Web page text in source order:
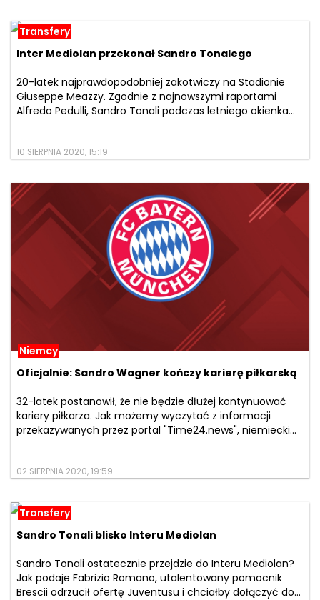
Transfery
Inter Mediolan przekonał Sandro Tonalego
20-latek najprawdopodobniej zakotwiczy na Stadionie
Giuseppe Meazzy. Zgodnie z najnowszymi raportami
Alfredo Pedulli, Sandro Tonali podczas letniego okienka...
10 SIERPNIA 2020, 15:19
Niemcy
Oficjalnie: Sandro Wagner kończy karierę piłkarską
32-latek postanowił, że nie będzie dłużej kontynuować
kariery piłkarza. Jak możemy wyczytać z informacji
przekazywanych przez portal "Time24.news", niemiecki...
02 SIERPNIA 2020, 19:59
Transfery
Sandro Tonali blisko Interu Mediolan
Sandro Tonali ostatecznie przejdzie do Interu Mediolan?
Jak podaje Fabrizio Romano, utalentowany pomocnik
Brescii odrzucił ofertę Juventusu i chciałby dołączyć do...